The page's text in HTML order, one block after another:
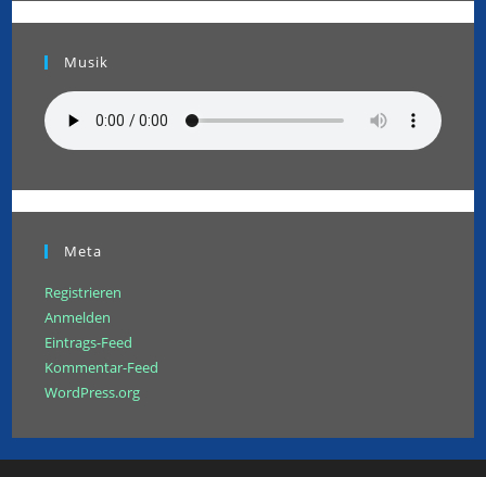
Musik
Meta
Registrieren
Anmelden
Eintrags-Feed
Kommentar-Feed
WordPress.org